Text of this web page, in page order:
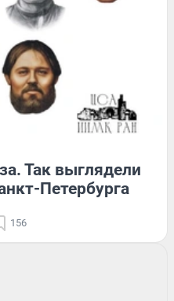
Так выглядели
Петербурга
156